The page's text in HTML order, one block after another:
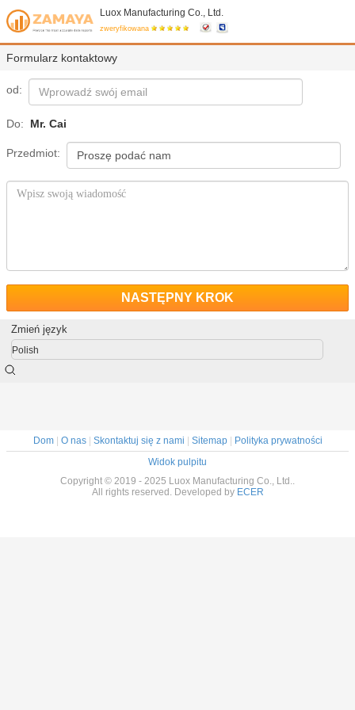
Luox Manufacturing Co., Ltd.
zweryfikowana
Formularz kontaktowy
od:
Do: Mr. Cai
Przedmiot:
NASTĘPNY KROK
Zmień język
Polish
Dom| O nas| Skontaktuj się z nami Sitemap|
Polityka prywatności
Widok pulpitu
Copyright © 2019 - 2025 Luox Manufacturing Co., Ltd..
All rights reserved. Developed by ECER